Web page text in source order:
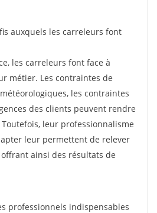
auxquels les carreleurs font
les carreleurs font face à
métier. Les contraintes de
les contraintes
des clients peuvent rendre
leur professionnalisme
leur permettent de relever
offrant ainsi des résultats de
professionnels indispensables